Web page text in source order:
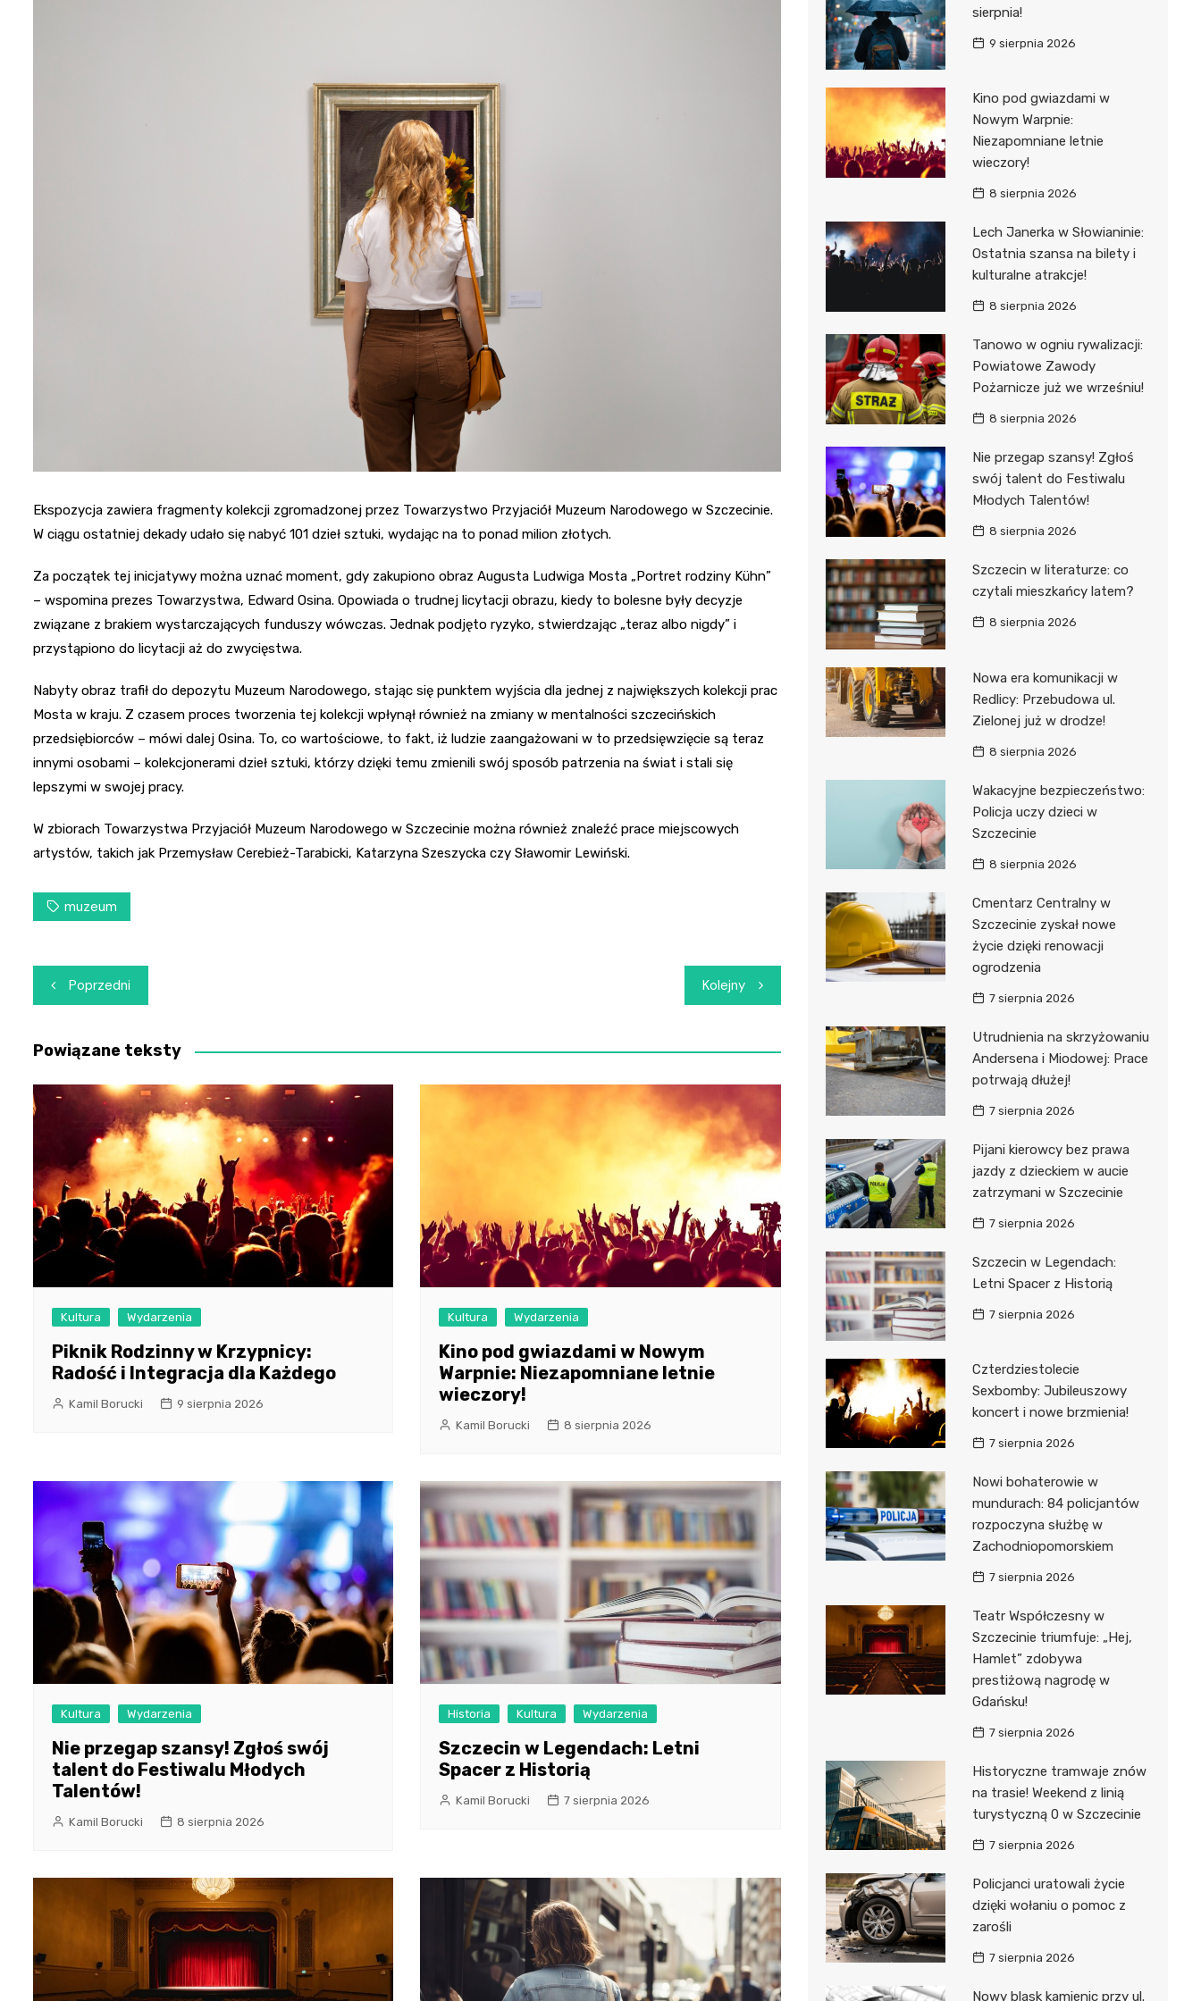
Sokołowskiego
Pomorskiej Akademii
Medycznej
Samodzielny Publiczny
Szpital Kliniczny nr 2
Specjalistyczny Szpital im.
Samodzielny Publiczny
Wojewódzki Szpital
Zespolony im. M.
Skłodowskiej-Curi
Ekspozycja zawiera fragmenty kolekcji zgromadzonej przez Towarzystwo Przyjaciół Muzeum Narodowego w Szczecinie.
W ciągu ostatniej dekady udało się nabyć 101 dzieł sztuki, wydając na to ponad milion złotych.
Za początek tej inicjatywy można uznać moment, gdy zakupiono obraz Augusta Ludwiga Mosta „Portret rodziny Kühn”
– wspomina prezes Towarzystwa, Edward Osina. Opowiada o trudnej licytacji obrazu, kiedy to bolesne były decyzje
związane z brakiem wystarczających funduszy wówczas. Jednak podjęto ryzyko, stwierdzając „teraz albo nigdy” i
przystąpiono do licytacji aż do zwycięstwa.
Nabyty obraz trafił do depozytu Muzeum Narodowego, stając się punktem wyjścia dla jednej z największych kolekcji prac
Mosta w kraju. Z czasem proces tworzenia tej kolekcji wpłynął również na zmiany w mentalności szczecińskich
przedsiębiorców – mówi dalej Osina. To, co wartościowe, to fakt, iż ludzie zaangażowani w to przedsięwzięcie są teraz
innymi osobami – kolekcjonerami dzieł sztuki, którzy dzięki temu zmienili swój sposób patrzenia na świat i stali się
lepszymi w swojej pracy.
W zbiorach Towarzystwa Przyjaciół Muzeum Narodowego w Szczecinie można również znaleźć prace miejscowych
artystów, takich jak Przemysław Cerebież-Tarabicki, Katarzyna Szeszycka czy Sławomir Lewiński.
muzeum
Nawigacja
wpisu
Poprzedni Kolejny
Powiązane teksty
Kultura Wydarzenia
Piknik Rodzinny w Krzypnicy:
Radość i Integracja dla Każdego
Kamil Borucki 9 sierpnia 2026
Kultura Wydarzenia
Kino pod gwiazdami w Nowym
Warpnie: Niezapomniane letnie
wieczory!
Kamil Borucki 8 sierpnia 2026
Kultura Wydarzenia
Nie przegap szansy! Zgłoś swój
talent do Festiwalu Młodych
Talentów!
Kamil Borucki 8 sierpnia 2026
Historia Kultura Wydarzenia
Szczecin w Legendach: Letni
Spacer z Historią
Kamil Borucki 7 sierpnia 2026
sierpnia!
9 sierpnia 2026
Kino pod gwiazdami w
Nowym Warpnie:
Niezapomniane letnie
wieczory!
8 sierpnia 2026
Lech Janerka w Słowianinie:
Ostatnia szansa na bilety i
kulturalne atrakcje!
8 sierpnia 2026
Tanowo w ogniu rywalizacji:
Powiatowe Zawody
Pożarnicze już we wrześniu!
8 sierpnia 2026
Nie przegap szansy! Zgłoś
swój talent do Festiwalu
Młodych Talentów!
8 sierpnia 2026
Szczecin w literaturze: co
czytali mieszkańcy latem?
8 sierpnia 2026
Nowa era komunikacji w
Redlicy: Przebudowa ul.
Zielonej już w drodze!
8 sierpnia 2026
Wakacyjne bezpieczeństwo:
Policja uczy dzieci w
Szczecinie
8 sierpnia 2026
Cmentarz Centralny w
Szczecinie zyskał nowe
życie dzięki renowacji
ogrodzenia
7 sierpnia 2026
Utrudnienia na skrzyżowaniu
Andersena i Miodowej: Prace
potrwają dłużej!
7 sierpnia 2026
Pijani kierowcy bez prawa
jazdy z dzieckiem w aucie
zatrzymani w Szczecinie
7 sierpnia 2026
Szczecin w Legendach:
Letni Spacer z Historią
7 sierpnia 2026
Czterdziestolecie
Sexbomby: Jubileuszowy
koncert i nowe brzmienia!
7 sierpnia 2026
Nowi bohaterowie w
mundurach: 84 policjantów
rozpoczyna służbę w
Zachodniopomorskiem
7 sierpnia 2026
Teatr Współczesny w
Szczecinie triumfuje: „Hej,
Hamlet” zdobywa
prestiżową nagrodę w
Gdańsku!
7 sierpnia 2026
Historyczne tramwaje znów
na trasie! Weekend z linią
turystyczną 0 w Szczecinie
7 sierpnia 2026
Policjanci uratowali życie
dzięki wołaniu o pomoc z
zarośli
7 sierpnia 2026
Nowy blask kamienic przy ul.